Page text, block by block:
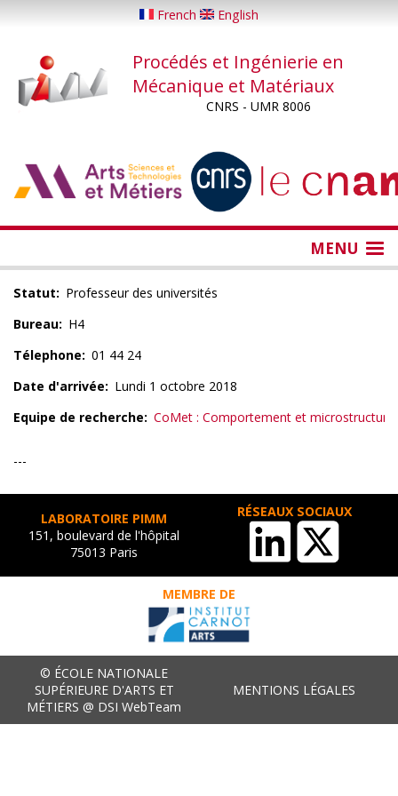
principal
French English
Procédés et Ingénierie en
Mécanique et Matériaux
CNRS - UMR 8006
MENU
Statut
Professeur des universités
Bureau
H4
Télephone
01 44 24
Date d'arrivée
Lundi 1 octobre 2018
Equipe de recherche
CoMet : Comportement et microstructure
---
LABORATOIRE PIMM
151, boulevard de l'hôpital
75013 Paris
RÉSEAUX SOCIAUX
MEMBRE DE
© ÉCOLE NATIONALE
SUPÉRIEURE D'ARTS ET
MÉTIERS @ DSI WebTeam
MENTIONS LÉGALES